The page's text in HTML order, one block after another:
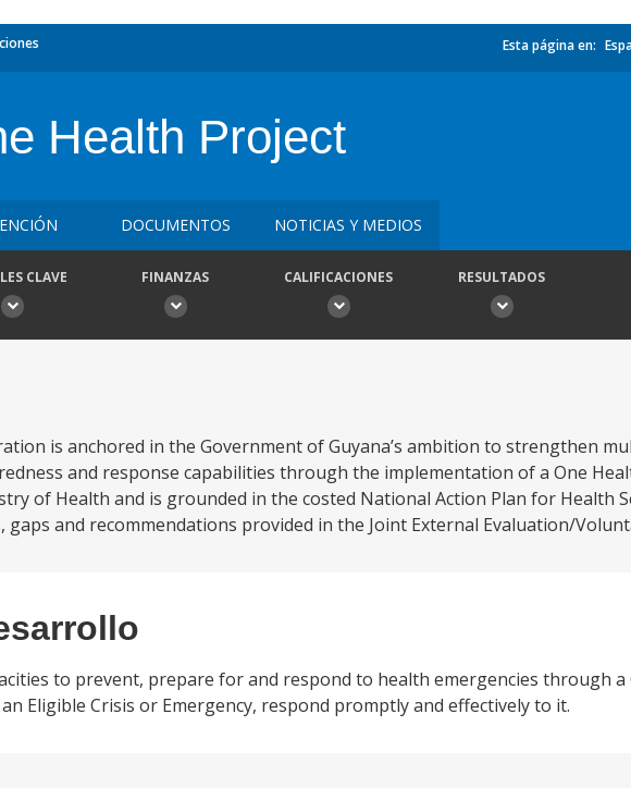
Esta página en:
Health Project
DOCUMENTOS NOTICIAS Y MEDIOS
CLAVE FINANZAS CALIFICACIONES RESULTADOS
is anchored in the Government of Guyana’s ambition to strengthen
and response capabilities through the implementation of a One
of Health and is grounded in the costed National Action Plan for Health
gaps and recommendations provided in the Joint External Evaluation/
to prevent, prepare for and respond to health emergencies through a
Eligible Crisis or Emergency, respond promptly and effectively to it.